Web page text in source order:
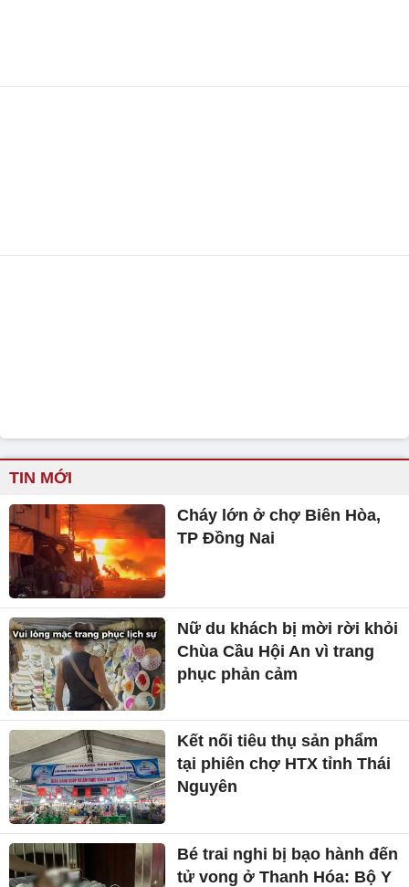
TIN MỚI
Cháy lớn ở chợ Biên Hòa,
TP Đồng Nai
Nữ du khách bị mời rời khỏi
Chùa Cầu Hội An vì trang
phục phản cảm
Kết nối tiêu thụ sản phẩm
tại phiên chợ HTX tỉnh Thái
Nguyên
Bé trai nghi bị bạo hành đến
tử vong ở Thanh Hóa: Bộ Y